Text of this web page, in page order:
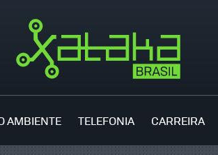
AMBIENTE TELEFONIA CARREIRA